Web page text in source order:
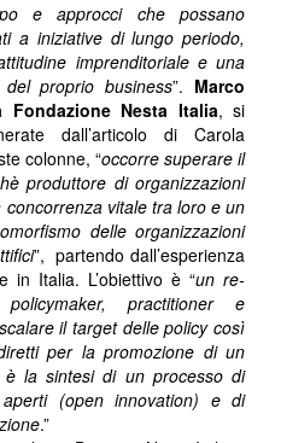
e approcci che possano
a iniziative di lungo periodo,
imprenditoriale e una
proprio business”. Marco
Fondazione Nesta Italia, si
dall’articolo di Carola
colonne, “occorre superare il
produttore di organizzazioni
vitale tra loro e un
delle organizzazioni
”, partendo dall’esperienza
Italia. L’obiettivo è “un re-
practitioner e
il target delle policy così
per la promozione di un
è la sintesi di un processo di
(open innovation) e di
.”